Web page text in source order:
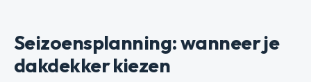
Seizoensplanning: wanneer je
dakdekker kiezen